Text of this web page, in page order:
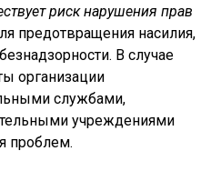
риск нарушения прав
предотвращения насилия,
В случае
организации
службами,
учреждениями
проблем.